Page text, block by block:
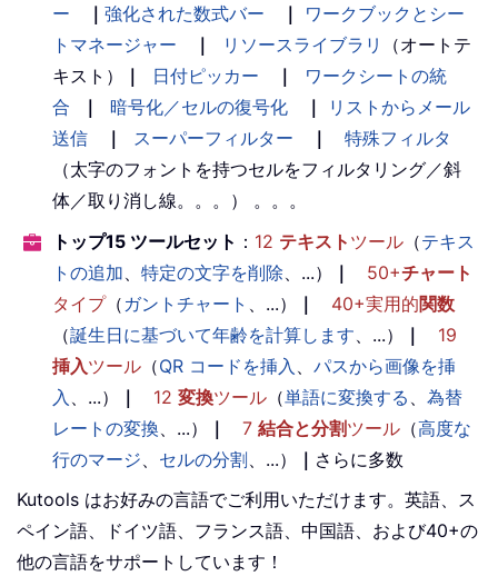
ー
｜ 強化された数式バー ｜
ワークブックとシー
トマネージャー
｜ リソースライブラリ
（オートテ
キスト）
｜ 日付ピッカー ｜
ワークシートの統
合
｜ 暗号化／セルの復号化 ｜
リストからメール
送信
｜ スーパーフィルター ｜
特殊フィルタ
（太字のフォントを持つセルをフィルタリング／斜
体／取り消し線。。。） 。。。
トップ15 ツールセット ： 12 テキスト ツール （テキス
トの追加
特定の文字を削除 、...） ｜ 50+チャート
タイプ（ ガントチャート 、...） ｜ 40+実用的関数
（誕生日に基づいて年齢を計算します 、...） ｜
19
挿入ツール （QR コードを挿入
パスから画像を挿
入
、...） ｜ 12 変換ツール （単語に変換する
為替
レートの変換 、...） ｜ 7 結合と分割ツール （高度な
行のマージ
セルの分割 、...） ｜ さらに多数
Kutools はお好みの言語でご利用いただけます。英語、ス
ペイン語、ドイツ語、フランス語、中国語、および40+の
他の言語をサポートしています！